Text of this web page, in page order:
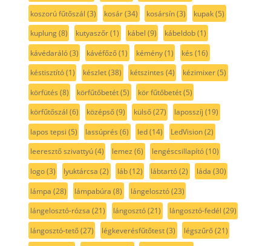
koszorú fűtőszál (3) kosár(34) kosársín(3) kupak(5)
kuplung(8) kutyaszőr(1) kábel (9) kábeldob(1)
kávédaráló(3) kávéfőző(1) kémény(1) kés (16)
késtisztító(1) készlet(38) kétszintes (4) kézimixer(5)
körfütés (8) körfűtőbetét(5) kör fűtőbetét(5)
körfűtőszál (6) középső(9) külső(27) laposszíj (19)
lapos tepsi (5) lassúprés (6) led(14) LedVision(2)
leeresztő szivattyú(4) lemez (6) lengéscsillapító(10)
logo(3) lyuktárcsa (2) láb(12) lábtartó(2) láda (30)
lámpa (28) lámpabúra (8) lángelosztó(23)
lángelosztó-rózsa (21) lángosztó(21) lángosztó-fedél (29)
lángosztó-tető(27) légkeverésfűtőtest(3) légszűrő(21)